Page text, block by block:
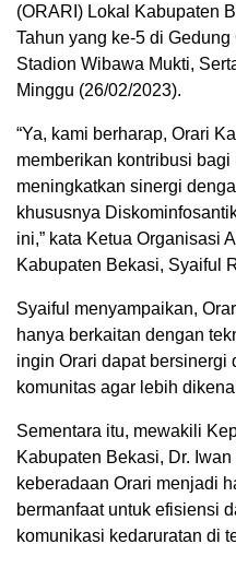
(ORARI) Lokal Kabupaten
Tahun yang ke-5 di
Stadion Wibawa Mukti,
Minggu (26/02/2023).
“Ya, kami berharap, Orari
memberikan kontribusi
meningkatkan sinergi
khususnya
ini,” kata Ketua Organisasi
Kabupaten Bekasi, Syaiful
Syaiful menyampaikan,
hanya berkaitan dengan
ingin Orari dapat bersinergi
komunitas agar lebih
Sementara itu, mewakili
Kabupaten Bekasi, Dr.
keberadaan Orari menjadi
bermanfaat untuk efisiensi
komunikasi kedaruratan di